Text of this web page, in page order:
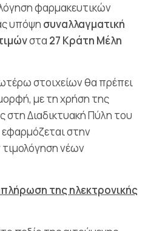
φαρμακευτικών
υπόψη συναλλαγματική
στα 27 Κράτη Μέλη
στοιχείων θα πρέπει
με τη χρήση της
στη Διαδικτυακή Πύλη του
στην
νέων
της ηλεκτρονικής